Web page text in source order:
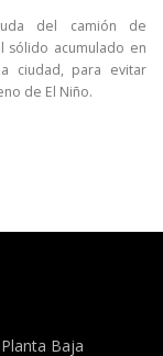
del camión de
sólido acumulado en
ciudad, para evitar
de El Niño.
Baja